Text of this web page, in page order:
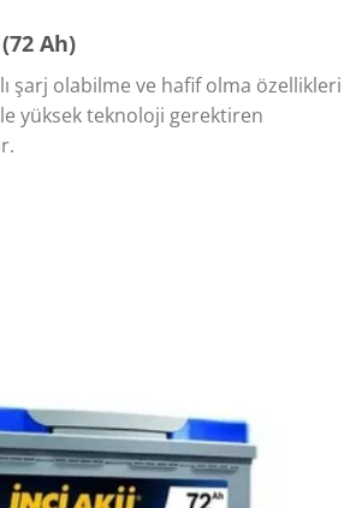
Ah)
şarj olabilme ve hafif olma özellikleri
yüksek teknoloji gerektiren